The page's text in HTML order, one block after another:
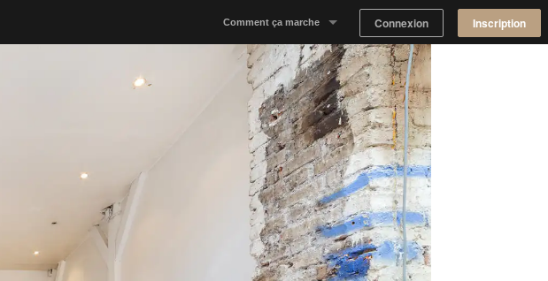
Comment ça marche
Notre concept
Proposer un espace
Trouver un espace
Tableau de Bord Propriétaire
Connexion Inscription